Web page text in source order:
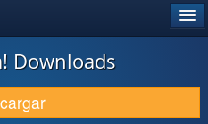
Downloads